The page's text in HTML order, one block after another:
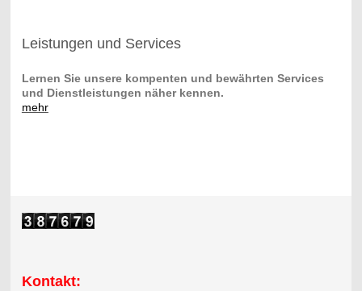
Leistungen und Services
Lernen Sie unsere kompenten und bewährten Services
und Dienstleistungen näher kennen.
mehr
Kontakt: